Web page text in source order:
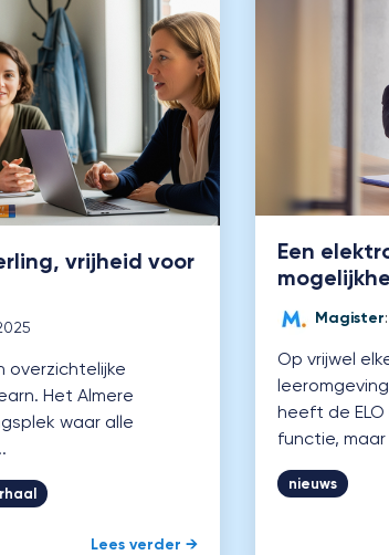
vrijheid voor
overzichtelijke
Het Almere
waar alle
Lees verder →
Een
Magister:
Op vrijwel
heeft de
functie, maar
nieuws